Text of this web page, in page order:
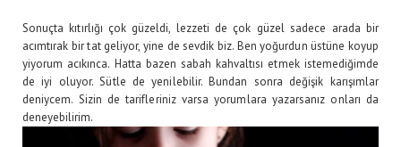
Sonuçta kıtırlığı çok güzeldi, lezzeti de çok güzel sadece arada bir
acımtırak bir tat geliyor, yine de sevdik biz. Ben yoğurdun üstüne koyup
yiyorum acıkınca. Hatta bazen sabah kahvaltısı etmek istemediğimde
de iyi oluyor. Sütle de yenilebilir. Bundan sonra değişik karışımlar
deniycem. Sizin de tarifleriniz varsa yorumlara yazarsanız onları da
deneyebilirim.